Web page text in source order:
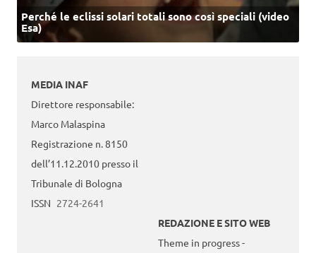
Perché le eclissi solari totali sono così speciali (video
Esa)
MEDIA INAF
Direttore responsabile:
Marco Malaspina
Registrazione n. 8150
dell’11.12.2010 presso il
Tribunale di Bologna
ISSN 2724-2641
REDAZIONE E SITO WEB
Theme in progress -